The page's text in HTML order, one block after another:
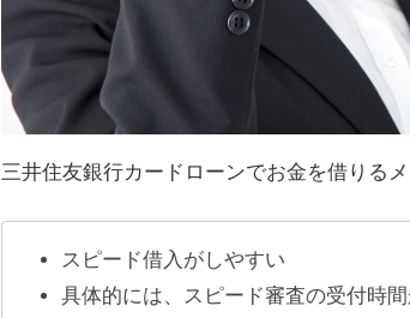
三井住友銀行カードローンでお金を借りる
スピード借入がしやすい
具体的には、スピード審査の受付時